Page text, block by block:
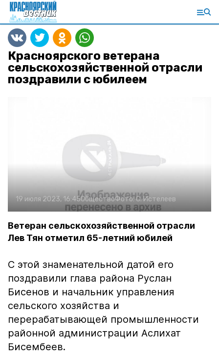
Красноярского ветерана
сельскохозяйственной отрасли
поздравили с юбилеем
19 июля 2023, 16:45ОбществоФото:С. Истелеев
Ветеран сельскохозяйственной отрасли
Лев Тян отметил 65-летний юбилей
С этой знаменательной датой его
поздравили глава района Руслан
Бисенов и начальник управления
сельского хозяйства и
перерабатывающей промышленности
районной администрации Аслихат
Бисембеев.